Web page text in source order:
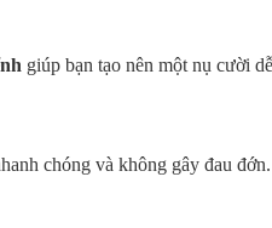
giúp bạn tạo nên một nụ cười
chóng và không gây đau